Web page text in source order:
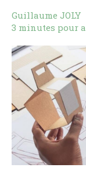
Guillaume JOLY
3 minutes pour